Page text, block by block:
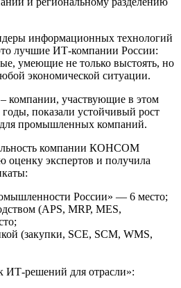
информационных технологий
лучшие ИТ-компании России:
умеющие не только выстоять, но
экономической ситуации.
компании, участвующие в этом
показали устойчивый рост
для промышленных компаний.
компании КОНСОМ
экспертов и получила
России» — 6 место;
(APS, MRP, MES,
(закупки, SCE, SCM, WMS,
решений для отрасли»: